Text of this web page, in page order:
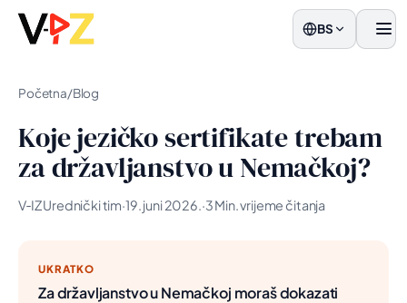
BS
Početna/Blog
Koje jezičko sertifikate trebam
za državljanstvo u Nemačkoj?
V‑IZ Urednički tim·19. juni 2026.·3 Min. vrijeme čitanja
UKRATKO
Za državljanstvo u Nemačkoj moraš dokazati